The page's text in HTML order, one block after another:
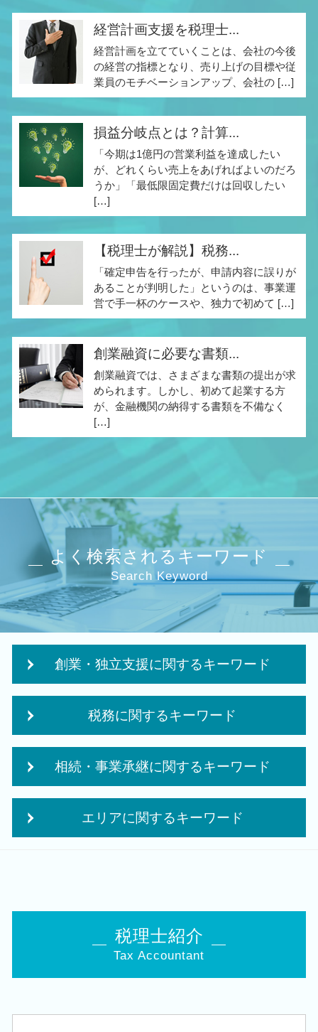
経営計画支援を税理士...
経営計画を立てていくことは、会社の今後
の経営の指標となり、売り上げの目標や従
業員のモチベーションアップ、会社の […]
損益分岐点とは？計算...
「今期は1億円の営業利益を達成したい
が、どれくらい売上をあげればよいのだろ
うか」「最低限固定費だけは回収したい
[…]
【税理士が解説】税務...
「確定申告を行ったが、申請内容に誤りが
あることが判明した」というのは、事業運
営で手一杯のケースや、独力で初めて […]
創業融資に必要な書類...
創業融資では、さまざまな書類の提出が求
められます。しかし、初めて起業する方
が、金融機関の納得する書類を不備なく
[…]
よく検索されるキーワード
Search Keyword
創業・独立支援に関するキーワード
政府 起業支援
会社設立 費用
個人事業主 事業計画書
創業 事業
起業 必要 資金
創業補助金 申請
税務に関するキーワード
相続時精算課税制度 メリット
法人税 修正申告
贈与税 夫婦間
法人税 中間申告
相続・事業承継に関するキーワード
相続税 対策 贈与
事業承継 相続税
贈与税 申告 税理士
相続時精算課税 申告
エリアに関するキーワード
相続 税理士 相談 新潟市東区
創業支援 税理士 相談 秋葉区
創業支援 税理士 相談 五泉市
税務顧問 税理士 相談 豊栄駅
税理士紹介
Tax Accountant